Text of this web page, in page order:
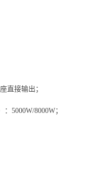
直接输出；
5000W/8000W；